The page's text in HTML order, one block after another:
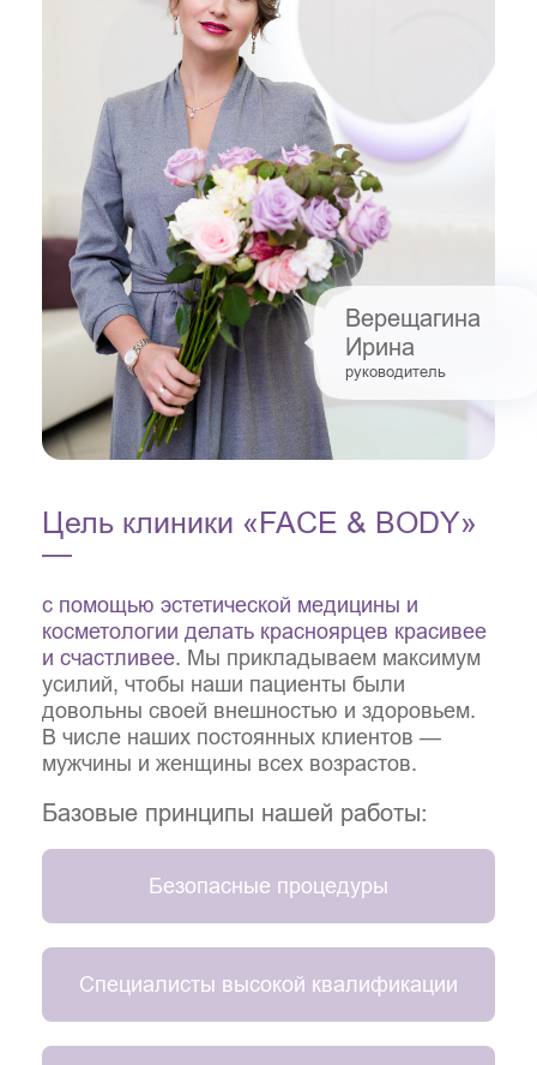
Верещагина
Ирина
руководитель
Цель клиники «FACE & BODY»
—
с помощью эстетической медицины и
косметологии делать красноярцев красивее
и счастливее. Мы прикладываем максимум
усилий, чтобы наши пациенты были
довольны своей внешностью и здоровьем.
В числе наших постоянных клиентов —
мужчины и женщины всех возрастов.
Базовые принципы нашей работы:
Безопасные процедуры
Специалисты высокой квалификации